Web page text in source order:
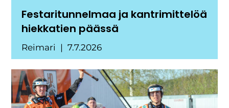
Festaritunnelmaa ja kantrimittelöä
hiekkatien päässä
Reimari 7.7.2026